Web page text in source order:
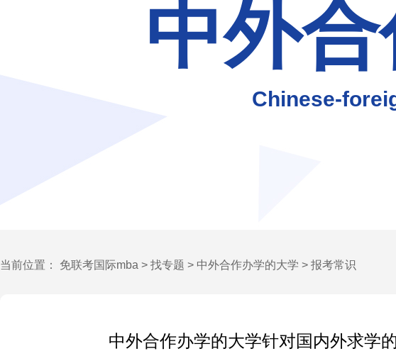
中外
Chinese-
当前位置： 免联考国际mba > 找专题 > 中外合作办学的大学 > 报考常识
中外合作办学的大学针对国内外求学